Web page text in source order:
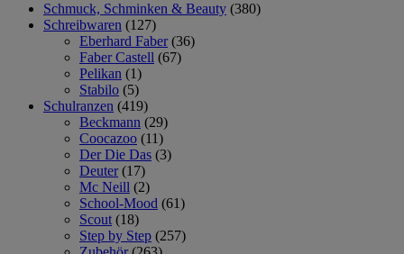
Schmuck, Schminken & Beauty (380)
Schreibwaren (127)
Eberhard Faber (36)
Faber Castell (67)
Pelikan (1)
Stabilo (5)
Schulranzen (419)
Beckmann (29)
Coocazoo (11)
Der Die Das (3)
Deuter (17)
Mc Neill (2)
School-Mood (61)
Scout (18)
Step by Step (257)